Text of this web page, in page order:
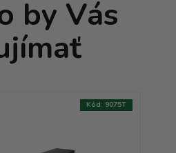
by Vás
Kód: 9075T